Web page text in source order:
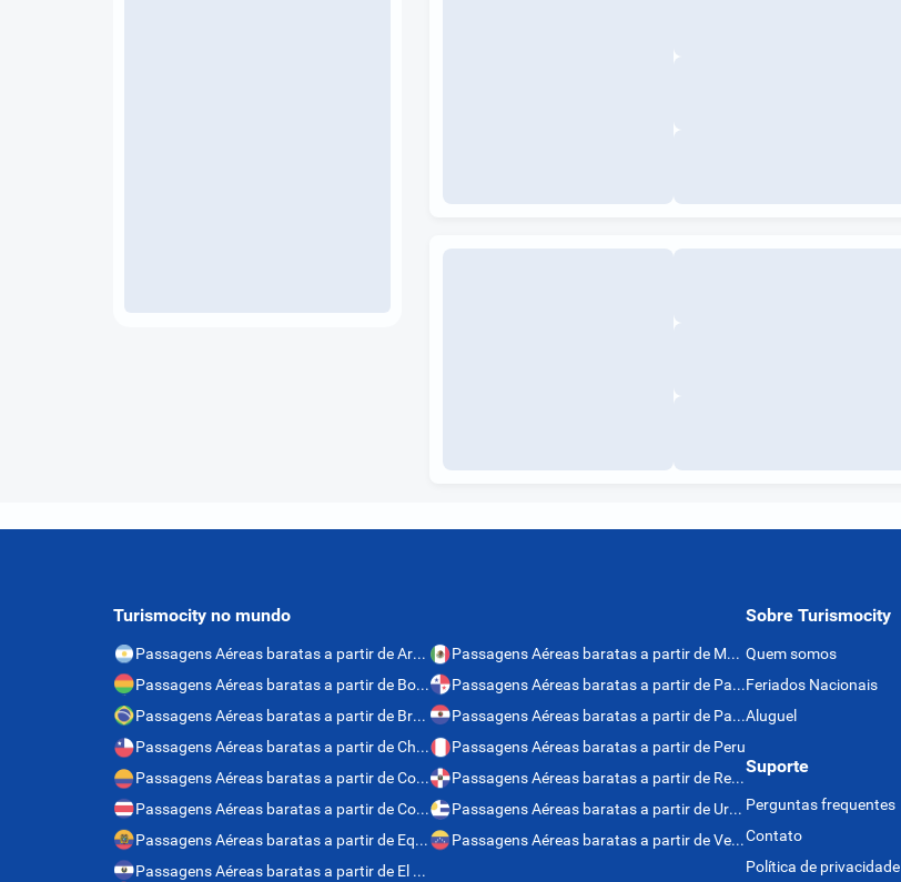
Turismocity no mundo
Passagens Aéreas baratas a partir de Argentina
Passagens Aéreas baratas a partir de Bolívia
Passagens Aéreas baratas a partir de Brasil
Passagens Aéreas baratas a partir de Chile
Passagens Aéreas baratas a partir de Colômbia
Passagens Aéreas baratas a partir de Costa Rica
Passagens Aéreas baratas a partir de Equador
Passagens Aéreas baratas a partir de El Salvador
Passagens Aéreas baratas a partir de México
Passagens Aéreas baratas a partir de Panamá
Passagens Aéreas baratas a partir de Paraguai
Passagens Aéreas baratas a partir de Peru
Passagens Aéreas baratas a partir de Rep. Dominicana
Passagens Aéreas baratas a partir de Uruguai
Passagens Aéreas baratas a partir de Venezuela
Sobre Turismocity
Quem somos
Feriados Nacionais
Aluguel
Suporte
Perguntas frequentes
Contato
Política de privacidade